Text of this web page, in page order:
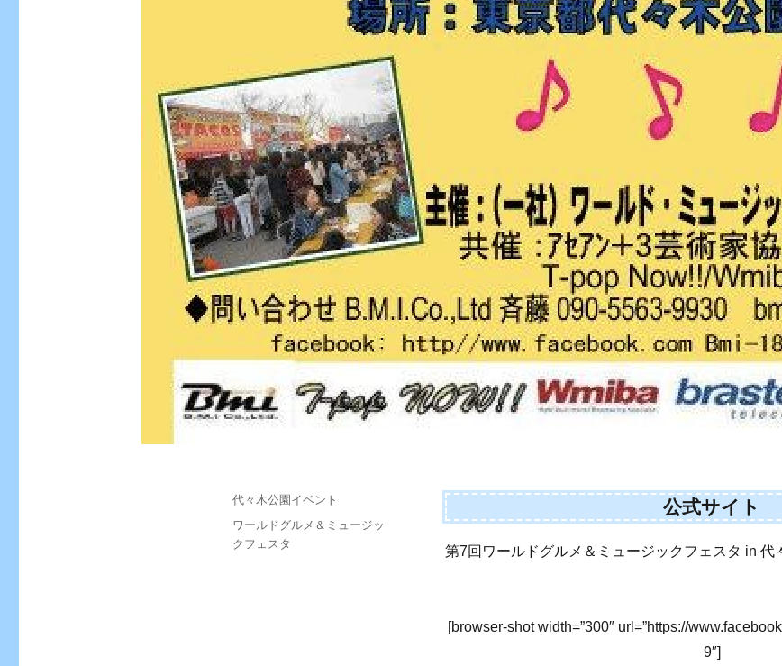
公式サイト
第7回ワールドグルメ＆ミュージックフェスタ in 代
[browser-shot width=”300″ url=”https://
9″]
投
日:
カ
ゴ
代々木公園イベント
タ
グ
ワールドグルメ＆ミュージッ
クフェスタ